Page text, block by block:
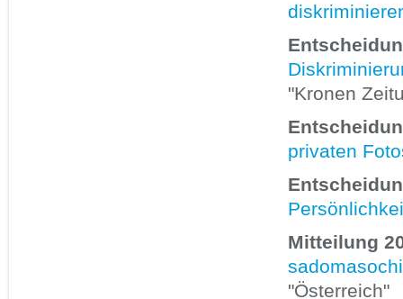
"Kronen
privaten
Mitteilung
"Österreich"